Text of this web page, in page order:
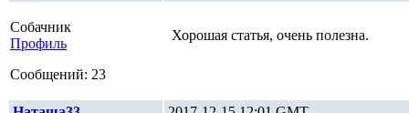
Собачник
Профиль
Сообщений: 23
Хорошая статья, очень полезна.